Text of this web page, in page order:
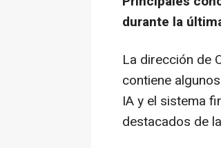
durante la
La dirección de
contiene
IA y el sistema
destacados de